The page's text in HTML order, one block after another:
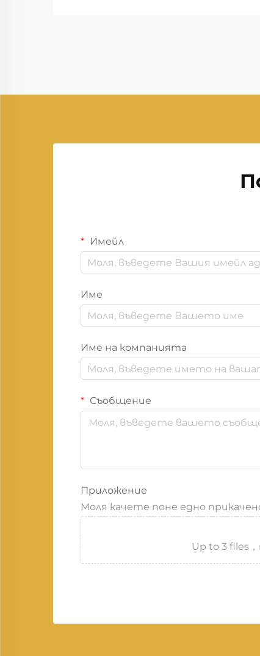
Имейл
Име
Име на компанията
Съобщение
Приложение
Моля качете поне едно
Up to 3 files